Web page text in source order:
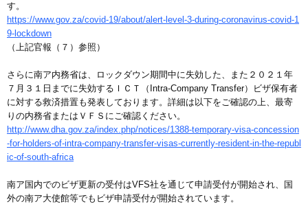
す。
https://www.gov.za/covid-19/about/alert-level-3-during-coronavirus-covid-1
9-lockdown
（上記官報（７）参照）
さらに南ア内務省は、ロックダウン期間中に失効した、また２０２１年
７月３１日までに失効するＩＣＴ（Intra-Company Transfer）ビザ保有者
に対する救済措置も発表しております。詳細は以下をご確認の上、最寄
りの内務省またはＶＦＳにご確認ください。
http://www.dha.gov.za/index.php/notices/1388-temporary-visa-concession
-for-holders-of-intra-company-transfer-visas-currently-resident-in-the-republ
ic-of-south-africa
南ア国内でのビザ更新の受付はVFS社を通じて申請受付が開始され、国
外の南ア大使館等でもビザ申請受付が開始されています。